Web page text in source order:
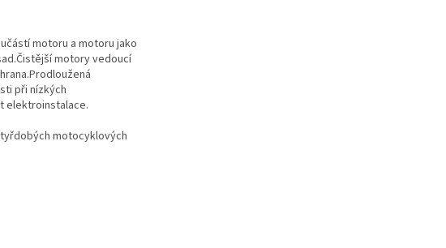
motoru a motoru jako
motory vedoucí
při nízkých
elektroinstalace.
motocyklových